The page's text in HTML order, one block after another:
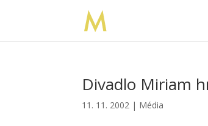
Divadlo Miriam
11. 11. 2002 | Média